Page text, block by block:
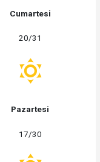
Cumartesi
20/31
Pazartesi
17/30